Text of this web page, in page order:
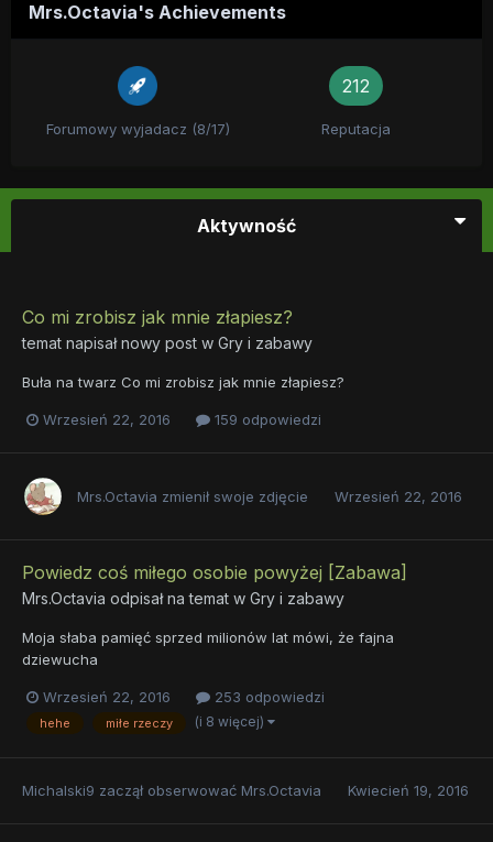
Mrs.Octavia's Achievements
Forumowy wyjadacz (8/17)
212
Reputacja
Aktywność
Co mi zrobisz jak mnie złapiesz?
temat napisał nowy post w Gry i zabawy
Buła na twarz Co mi zrobisz jak mnie złapiesz?
Wrzesień 22, 2016 159 odpowiedzi
Mrs.Octavia zmienił swoje zdjęcie Wrzesień 22, 2016
Powiedz coś miłego osobie powyżej [Zabawa]
Mrs.Octavia odpisał na temat w Gry i zabawy
Moja słaba pamięć sprzed milionów lat mówi, że fajna
dziewucha
Wrzesień 22, 2016 253 odpowiedzi
hehe miłe rzeczy (i 8 więcej)
Michalski9 zaczął obserwować Mrs.Octavia Kwiecień 19, 2016